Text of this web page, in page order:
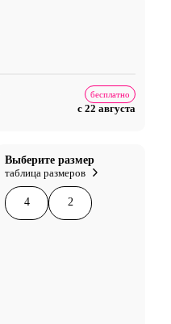
бесплатно
с 22 августа
Выберите размер
таблица размеров
4 2